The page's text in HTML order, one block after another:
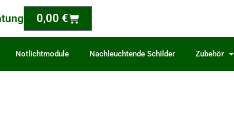
0,00 €Warenkorb
Notlichtmodule Nachleuchtende Schilder Zubehör